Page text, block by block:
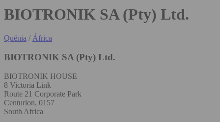
BIOTRONIK SA (Pty) Ltd.
Quênia / África
BIOTRONIK SA (Pty) Ltd.
BIOTRONIK HOUSE
8 Victoria Link
Route 21 Corporate Park
Centurion, 0157
South Africa